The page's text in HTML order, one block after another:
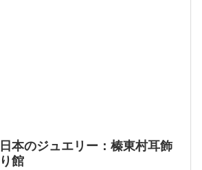
日本のジュエリー：榛東村耳飾
り館